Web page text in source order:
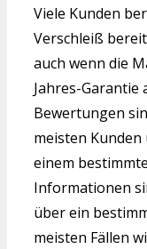
Viele Kunden
Verschleiß
auch wenn die
Jahres-Garantie
Bewertungen
meisten
einem
Informationen
über ein
meisten Fällen